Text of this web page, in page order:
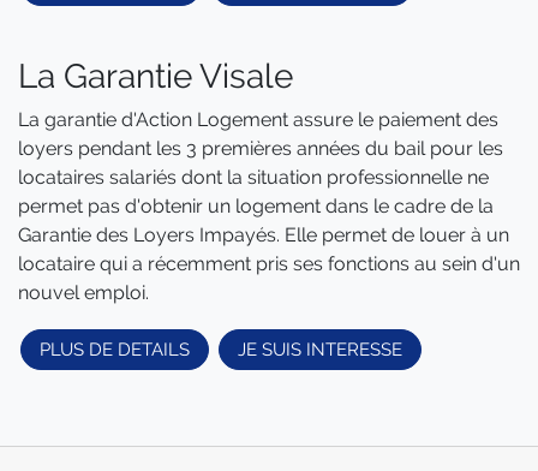
La Garantie Visale
La garantie d'Action Logement assure le paiement des
loyers pendant les 3 premières années du bail pour les
locataires salariés dont la situation professionnelle ne
permet pas d'obtenir un logement dans le cadre de la
Garantie des Loyers Impayés. Elle permet de louer à un
locataire qui a récemment pris ses fonctions au sein d'un
nouvel emploi.
PLUS DE DETAILS JE SUIS INTERESSE